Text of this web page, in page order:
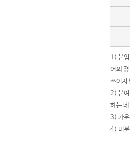
1) 붙
어의
쓰이지
2) 붙여
하는
3) 가운
4) 미분